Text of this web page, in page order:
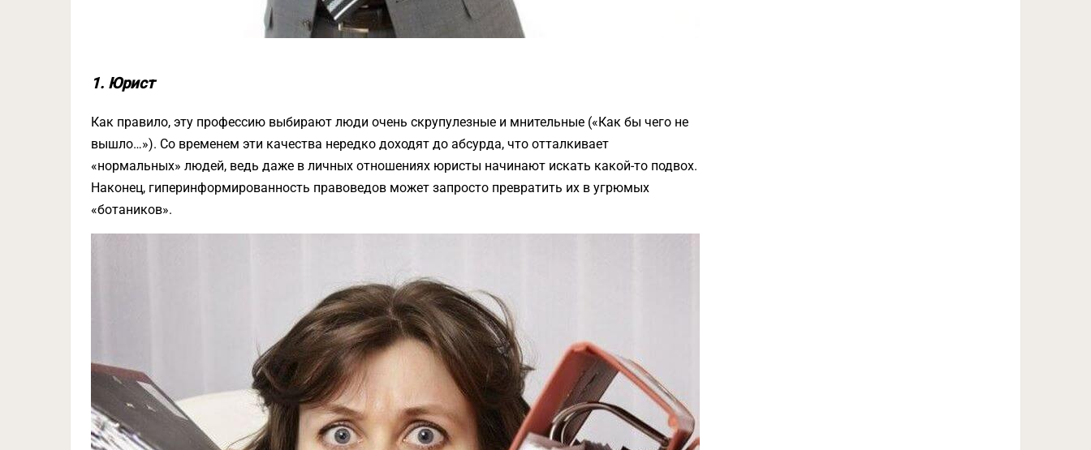
1. Юрист
Как правило, эту профессию выбирают люди очень скрупулезные и мнительные («Как бы чего не
вышло…»). Со временем эти качества нередко доходят до абсурда, что отталкивает
«нормальных» людей, ведь даже в личных отношениях юристы начинают искать какой-то подвох.
Наконец, гиперинформированность правоведов может запросто превратить их в угрюмых
«ботаников».